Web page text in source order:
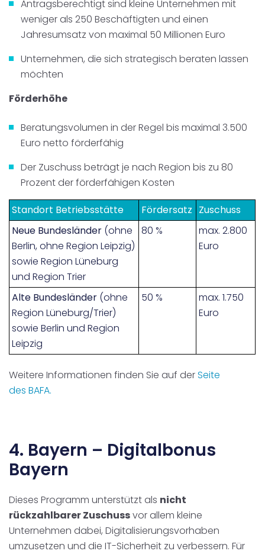
Antragsberechtigt sind kleine Unternehmen mit
weniger als 250 Beschäftigten und einen
Jahresumsatz von maximal 50 Millionen Euro
Unternehmen, die sich strategisch beraten lassen
möchten
Förderhöhe
Beratungsvolumen in der Regel bis maximal 3.500
Euro netto förderfähig
Der Zuschuss beträgt je nach Region bis zu 80
Prozent der förderfähigen Kosten
Standort Betriebsstätte
Fördersatz Zuschuss
Neue Bundesländer (ohne
Berlin, ohne Region Leipzig)
sowie Region Lüneburg
und Region Trier
80 %
max. 2.800
Euro
Alte Bundesländer (ohne
Region Lüneburg/Trier)
sowie Berlin und Region
Leipzig
50 %
max. 1.750
Euro
Weitere Informationen finden Sie auf derSeite
desBAFA.
4. Bayern – Digitalbonus
Bayern
Dieses Programm unterstützt als nicht
rückzahlbarer Zuschussvor allem kleine
Unternehmen dabei, Digitalisierungsvorhaben
umzusetzen und die IT-Sicherheit zu verbessern. Für